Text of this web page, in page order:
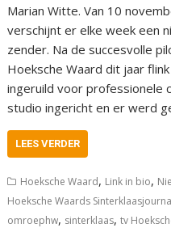
Marian Witte. Van 10
verschijnt er elke week een
zender. Na de succesvolle
Hoeksche Waard dit jaar
ingeruild voor professionele
studio ingericht en er werd
LEES VERDER
Hoeksche Waard, Link in bio,
Hoeksche Waards
omroephw, sinterklaas,tv